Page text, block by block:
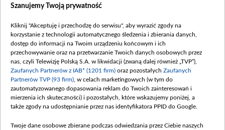
Dostępność
Procedura zgłoszeń wewnętrznych
Szanujemy Twoją prywatność
Kliknij "Akceptuję i przechodzę do serwisu", aby wyrazić zgody na
korzystanie z technologii automatycznego śledzenia i zbierania danych,
dostęp do informacji na Twoim urządzeniu końcowym i ich
przechowywanie oraz na przetwarzanie Twoich danych osobowych przez
nas, czyli Telewizję Polską S.A. w likwidacji (zwaną dalej również „TVP”),
Zaufanych Partnerów z IAB* (1201 firm) oraz pozostałych Zaufanych
Partnerów TVP (93 firm) , w celach marketingowych (w tym do
zautomatyzowanego dopasowania reklam do Twoich zainteresowań i
mierzenia ich skuteczności) i pozostałych, które wskazujemy poniżej, a
także zgody na udostępnianie przez nas identyfikatora PPID do Google.
Twoje dane osobowe zbierane podczas odwiedzania przez Ciebie naszych